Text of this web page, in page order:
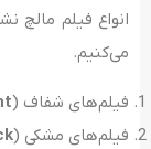
انواع فیلم
می‌کنیم.
فیلم‌های شفاف (
فیلم‌های مشکی (